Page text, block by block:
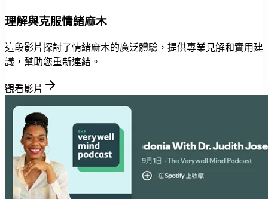
理解與克服情緒麻木
這段影片探討了情緒麻木的廣泛體驗，提供專業見解和實用建
議，幫助您重新連結。
觀看影片